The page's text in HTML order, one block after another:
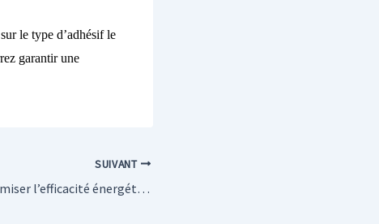
le type d’adhésif le
garantir une
SUIVANT
Comment maximiser l’efficacité énergétique avec des verrières bien isolées ?